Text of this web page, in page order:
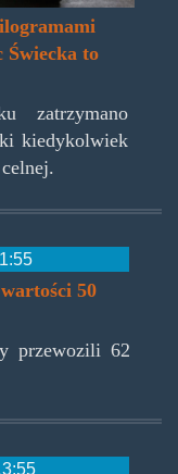
Świecka to
zatrzymano
kiedykolwiek
50
przewozili 62